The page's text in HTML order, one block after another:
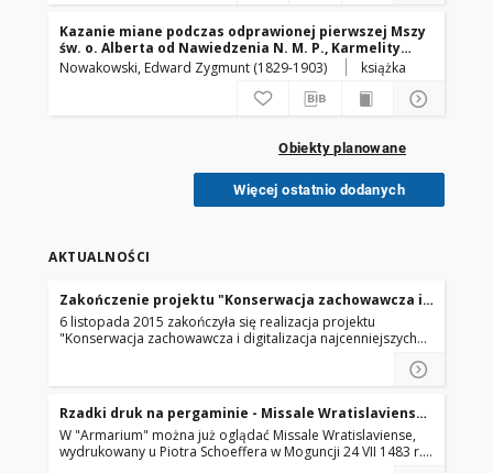
Kazanie miane podczas odprawionej pierwszej Mszy
św. o. Alberta od Nawiedzenia N. M. P., Karmelity
bosego w kościele Karmelitów bosych w Czerny
przez X. Wacława z Sulgostowa, Kapucyna d. 3
Nowakowski, Edward Zygmunt (1829-1903) książka
Obiekty planowane
Więcej ostatnio dodanych
AKTUALNOŚCI
Zakończenie projektu "Konserwacja zachowawcza i
digitalizacja najcenniejszych inkunabułów Biblioteki
6 listopada 2015 zakończyła się realizacja projektu
"Konserwacja zachowawcza i digitalizacja najcenniejszych
kulturowego dofinansowanego przez Ministerstwo Kultury i
Dziedzictwa Narodowego.
Rzadki druk na pergaminie - Missale Wratislaviense
z 1483 r.
W "Armarium" można już oglądać Missale Wratislaviense,
wydrukowany u Piotra Schoeffera w Moguncji 24 VII 1483 r.